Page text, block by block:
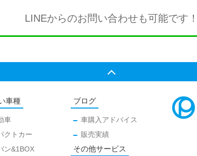
LINEからのお問い合わせも可能です！
車種
車
クトカー
ン&1BOX
ブログ
車購入アドバイス
販売実績
その他サービス